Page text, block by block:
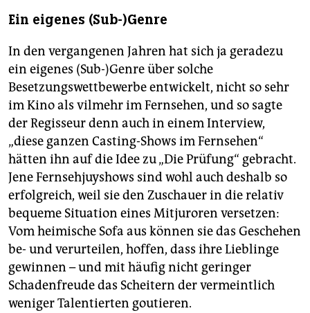
Ein eigenes (Sub-)Genre
In den vergangenen Jahren hat sich ja geradezu
ein eigenes (Sub-)Genre über solche
Besetzungswettbewerbe entwickelt, nicht so sehr
im Kino als vilmehr im Fernsehen, und so sagte
der Regisseur denn auch in einem Interview,
„diese ganzen Casting-Shows im Fernsehen“
hätten ihn auf die Idee zu „Die Prüfung“ gebracht.
Jene Fernsehjuyshows sind wohl auch deshalb so
erfolgreich, weil sie den Zuschauer in die relativ
bequeme Situation eines Mitjuroren versetzen:
Vom heimische Sofa aus können sie das Geschehen
be- und verurteilen, hoffen, dass ihre Lieblinge
gewinnen – und mit häufig nicht geringer
Schadenfreude das Scheitern der vermeintlich
weniger Talentierten goutieren.